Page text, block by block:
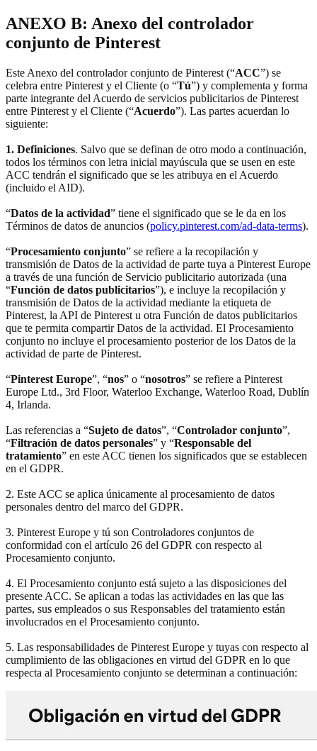
ANEXO B: Anexo del controlador
conjunto de Pinterest
Este Anexo del controlador conjunto de Pinterest (“ACC”) se
celebra entre Pinterest y el Cliente (o “Tú”) y complementa y forma
parte integrante del Acuerdo de servicios publicitarios de Pinterest
entre Pinterest y el Cliente (“Acuerdo”). Las partes acuerdan lo
siguiente:
1. Definiciones. Salvo que se definan de otro modo a continuación,
todos los términos con letra inicial mayúscula que se usen en este
ACC tendrán el significado que se les atribuya en el Acuerdo
(incluido el AID).
“Datos de la actividad” tiene el significado que se le da en los
Términos de datos de anuncios (policy.pinterest.com/ad-data-terms).
“Procesamiento conjunto” se refiere a la recopilación y
transmisión de Datos de la actividad de parte tuya a Pinterest Europe
a través de una función de Servicio publicitario autorizada (una
“Función de datos publicitarios”), e incluye la recopilación y
transmisión de Datos de la actividad mediante la etiqueta de
Pinterest, la API de Pinterest u otra Función de datos publicitarios
que te permita compartir Datos de la actividad. El Procesamiento
conjunto no incluye el procesamiento posterior de los Datos de la
actividad de parte de Pinterest.
“Pinterest Europe”, “nos” o “nosotros” se refiere a Pinterest
Europe Ltd., 3rd Floor, Waterloo Exchange, Waterloo Road, Dublín
4, Irlanda.
Las referencias a “Sujeto de datos”, “Controlador conjunto”,
“Filtración de datos personales” y “Responsable del
tratamiento” en este ACC tienen los significados que se establecen
en el GDPR.
2. Este ACC se aplica únicamente al procesamiento de datos
personales dentro del marco del GDPR.
3. Pinterest Europe y tú son Controladores conjuntos de
conformidad con el artículo 26 del GDPR con respecto al
Procesamiento conjunto.
4. El Procesamiento conjunto está sujeto a las disposiciones del
presente ACC. Se aplican a todas las actividades en las que las
partes, sus empleados o sus Responsables del tratamiento están
involucrados en el Procesamiento conjunto.
5. Las responsabilidades de Pinterest Europe y tuyas con respecto al
cumplimiento de las obligaciones en virtud del GDPR en lo que
respecta al Procesamiento conjunto se determinan a continuación: